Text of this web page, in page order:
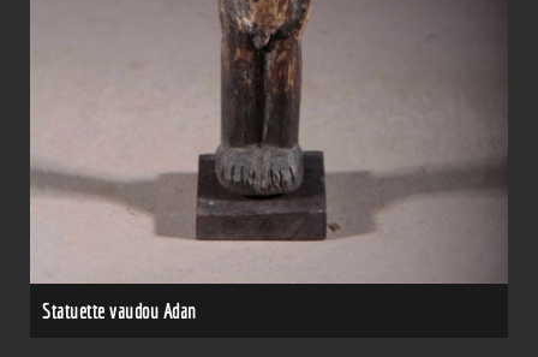
Statuette vaudou Adan